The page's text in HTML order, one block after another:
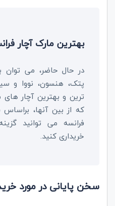
بهترین مارک آچار
در حال حاضر، می توان
پتک، هنسون، نووا و
ترین و بهترین آچار های
که از بین آنها، براساس
فرانسه می توانید
خریداری کنید.
سخن پایانی در مورد